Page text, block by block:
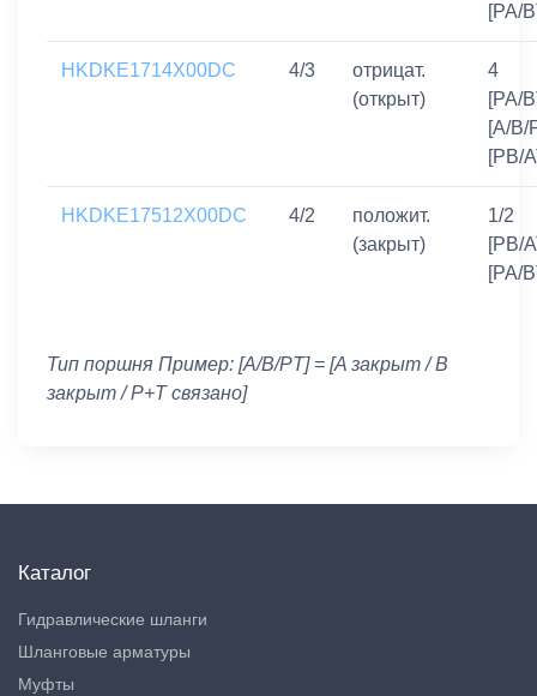
[PA/
HKDKE1714X00DC 4/3
отрицат.
(открыт)
4
[PA/
[A/B/
[PB/
HKDKE17512X00DC 4/2
положит.
(закрыт)
1/2
[PB/
[PA/
Тип поршня Пример: [A/B/PT] = [A закрыт / B
закрыт / P+T связано]
Каталог
Гидравлические шланги
Шланговые арматуры
Муфты